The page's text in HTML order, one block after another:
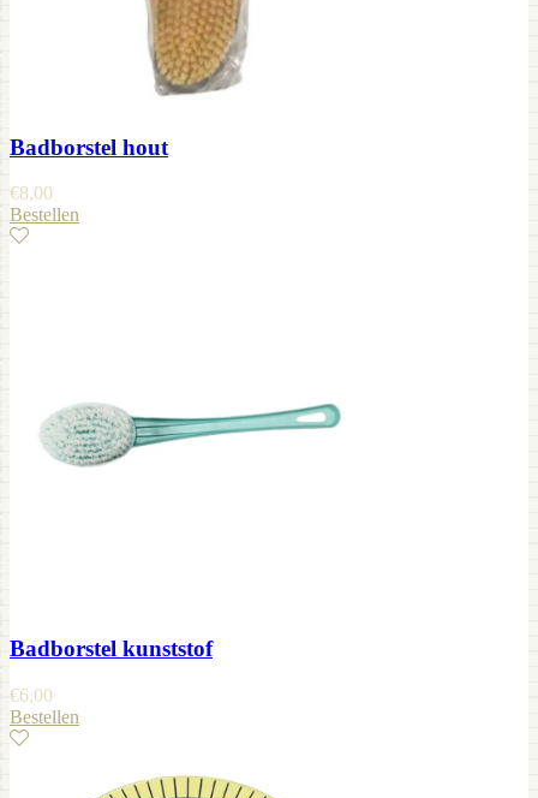
Badborstel hout
€8,00
Bestellen
Badborstel kunststof
€6,00
Bestellen